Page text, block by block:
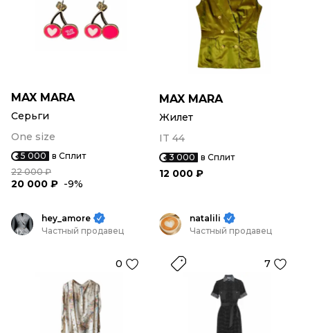
MAX MARA
Серьги
One size
5 000 в Сплит
22 000 ₽
20 000 ₽ -9%
MAX MARA
Жилет
IT 44
3 000 в Сплит
12 000 ₽
hey_amore
Частный продавец
0
natalili
Частный продавец
7